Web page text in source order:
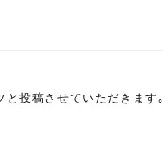
と投稿させていただきます｡